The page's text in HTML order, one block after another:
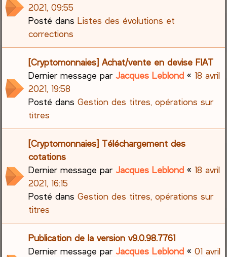
2021, 09:55
Posté dansListes des évolutions et
corrections
[Cryptomonnaies] Achat/vente en devise FIAT
Dernier message parJacques Leblond « 18 avril
2021, 19:58
Posté dansGestion des titres, opérations sur
titres
[Cryptomonnaies] Téléchargement des
cotations
Dernier message parJacques Leblond « 18 avril
2021, 16:15
Posté dansGestion des titres, opérations sur
titres
Publication de la version v9.0.98.7761
Dernier message parJacques Leblond «01 avril